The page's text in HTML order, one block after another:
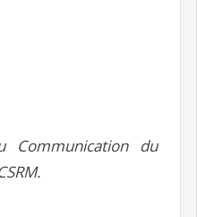
Communication du